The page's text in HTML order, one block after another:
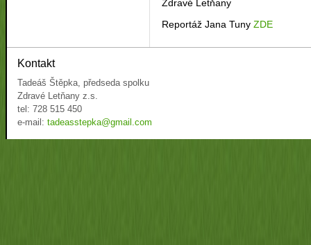
Zdravé Letňany
Reportáž Jana TunyZDE
Kontakt
Tadeáš Štěpka, předseda spolku
Zdravé Letňany z.s.
tel: 728 515 450
e-mail: tadeasstepka@gmail.com